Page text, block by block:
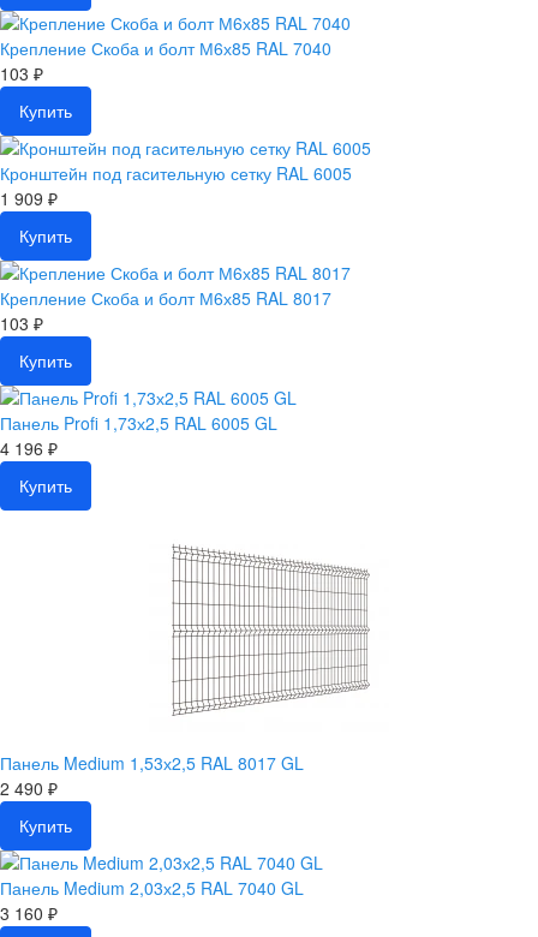
Крепление Скоба и болт М6х85 RAL 7040
103 ₽
Купить
Кронштейн под гасительную сетку RAL 6005
1 909 ₽
Купить
Крепление Скоба и болт М6х85 RAL 8017
103 ₽
Купить
Панель Profi 1,73х2,5 RAL 6005 GL
4 196 ₽
Купить
Панель Medium 1,53х2,5 RAL 8017 GL
2 490 ₽
Купить
Панель Medium 2,03х2,5 RAL 7040 GL
3 160 ₽